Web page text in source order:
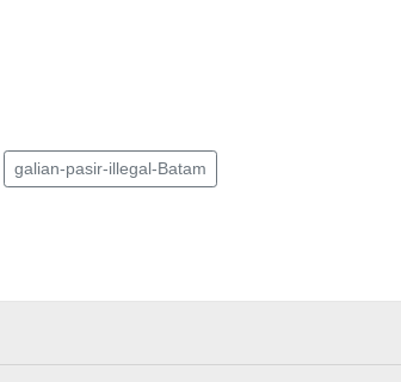
galian-pasir-illegal-Batam